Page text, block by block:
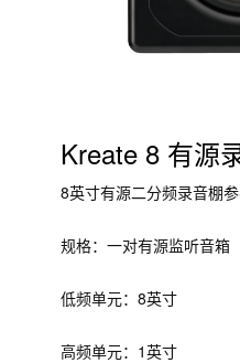
Kreate 8 有源
8英寸有源二分频录音棚
规格：一对有源监听音箱
低频单元：8英寸
高频单元：1英寸